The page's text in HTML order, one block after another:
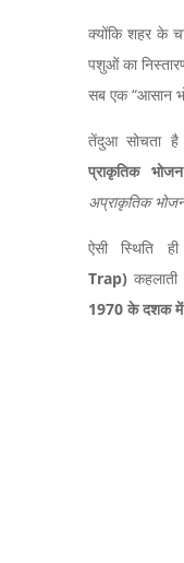
क्योंकि शहर के
पशुओं का
सब एक“आसान
तेंदुआ सोचता है
प्राकृतिक
अप्राकृतिक
ऐसी स्थिति
Trap)
1970 के दशक में